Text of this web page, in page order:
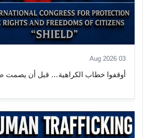
03 Aug 2026
أوقفوا خطاب الكراهية… قبل أن يصمت